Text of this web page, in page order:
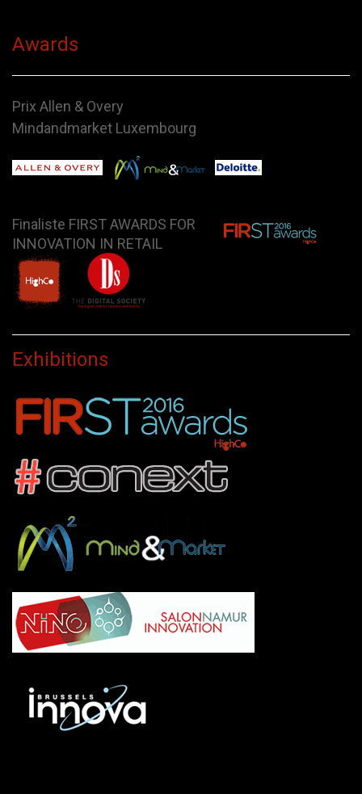
Awards
Prix Allen & Overy
Mindandmarket Luxembourg
Finaliste FIRST AWARDS FOR
INNOVATION IN RETAIL
Exhibitions